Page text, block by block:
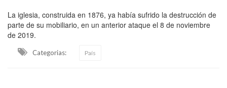
La iglesia, construida en 1876, ya había sufrido la destrucción de
parte de su mobiliario, en un anterior ataque el 8 de noviembre
de 2019.
Categorias: País